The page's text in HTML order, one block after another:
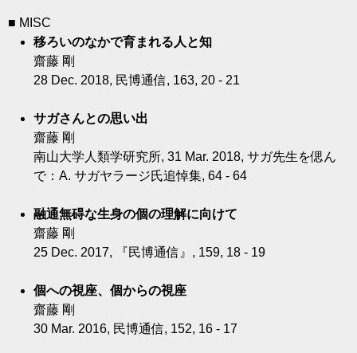
■ MISC
移ろいのなかで育まれる人と知
齋藤 剛
28 Dec. 2018, 民博通信, 163, 20 - 21
サガさんとの思い出
齋藤 剛
南山大学人類学研究所, 31 Mar. 2018, サガ先生を偲ん
で：A. サガヤラージ氏追悼集, 64 - 64
融通無碍な生身の個の理解に向けて
齋藤 剛
25 Dec. 2017, 『民博通信』, 159, 18 - 19
個への視座、個からの視座
齋藤 剛
30 Mar. 2016, 民博通信, 152, 16 - 17